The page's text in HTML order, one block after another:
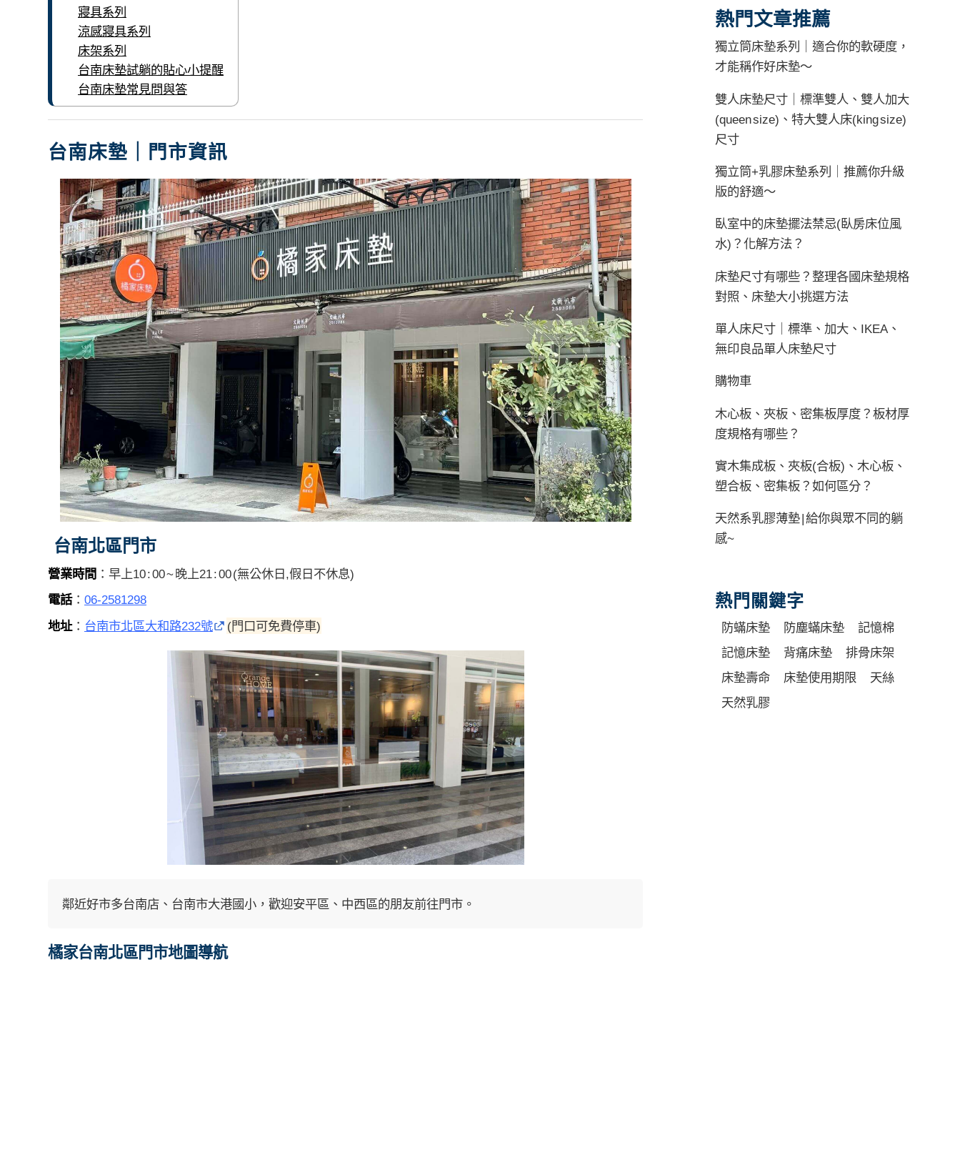
寢具系列
涼感寢具系列
床架系列
台南床墊試躺的貼心小提醒
台南床墊常見問與答
台南床墊｜門市資訊
台南北區門市
營業時間 ：早上10 : 00 ~ 晚上21 : 00 (無公休日,假日不休息)
電話： 06-2581298
地址： 台南市北區大和路232號 (門口可免費停車)
鄰近好市多台南店、台南市大港國小，歡迎安平區、中西區的朋友前往門市。
橘家台南北區門市地圖導航
熱門文章推薦
獨立筒床墊系列｜適合你的軟硬度，
才能稱作好床墊～
雙人床墊尺寸｜標準雙人、雙人加大
(queen size)、特大雙人床(king size)
尺寸
獨立筒+乳膠床墊系列｜推薦你升級
版的舒適～
臥室中的床墊擺法禁忌(臥房床位風
水)？化解方法？
床墊尺寸有哪些？整理各國床墊規格
對照、床墊大小挑選方法
單人床尺寸｜標準、加大、IKEA、
無印良品單人床墊尺寸
購物車
木心板、夾板、密集板厚度？板材厚
度規格有哪些？
實木集成板、夾板(合板)、木心板、
塑合板、密集板？如何區分？
天然系乳膠薄墊 | 給你與眾不同的躺
感~
熱門關鍵字
防蟎床墊 防塵蟎床墊 記憶棉
記憶床墊 背痛床墊 排骨床架
床墊壽命 床墊使用期限 天絲
天然乳膠